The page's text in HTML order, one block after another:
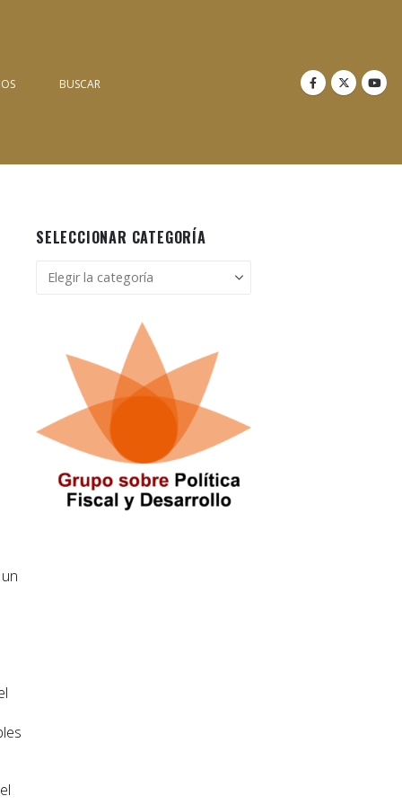
BUSCAR
SELECCIONAR CATEGORÍA
Seleccionar
categoría